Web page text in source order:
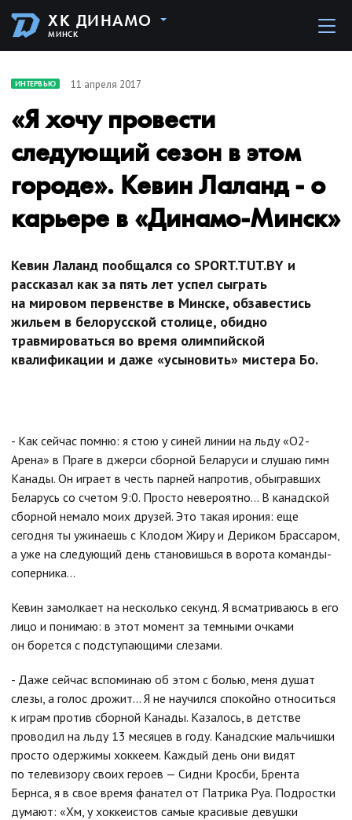
ХК ДИНАМО
МИНСК
ИНТЕРВЬЮ 11 апреля 2017
«Я хочу провести
следующий сезон в этом
городе». Кевин Лаланд - о
карьере в «Динамо-Минск»
Кевин Лаланд пообщался со SPORT.TUT.BY и
рассказал как за пять лет успел сыграть
на мировом первенстве в Минске, обзавестись
жильем в белорусской столице, обидно
травмироваться во время олимпийской
квалификации и даже «усыновить» мистера Бо.
- Как сейчас помню: я стою у синей линии на льду «О2-
Арена» в Праге в джерси сборной Беларуси и слушаю гимн
Канады. Он играет в честь парней напротив, обыгравших
Беларусь со счетом 9:0. Просто невероятно… В канадской
сборной немало моих друзей. Это такая ирония: еще
сегодня ты ужинаешь с Клодом Жиру и Дериком Брассаром,
а уже на следующий день становишься в ворота команды-
соперника…
Кевин замолкает на несколько секунд. Я всматриваюсь в его
лицо и понимаю: в этот момент за темными очками
он борется с подступающими слезами.
- Даже сейчас вспоминаю об этом с болью, меня душат
слезы, а голос дрожит… Я не научился спокойно относиться
к играм против сборной Канады. Казалось, в детстве
проводил на льду 13 месяцев в году. Канадские мальчишки
просто одержимы хоккеем. Каждый день они видят
по телевизору своих героев — Сидни Кросби, Брента
Бернса, я в свое время фанател от Патрика Руа. Подростки
думают: «Хм, у хоккеистов самые красивые девушки